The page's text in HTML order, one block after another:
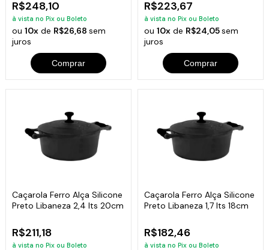
R$248,10
à vista no Pix ou Boleto
ou10x de R$26,68sem
juros
Comprar
R$223,67
à vista no Pix ou Boleto
ou 10xde R$24,05sem
juros
Comprar
Caçarola Ferro Alça Silicone
Preto Libaneza 2,4 lts 20cm
R$211,18
à vista no Pix ou Boleto
Caçarola Ferro Alça Silicone
Preto Libaneza 1,7 lts 18cm
R$182,46
à vista no Pix ou Boleto